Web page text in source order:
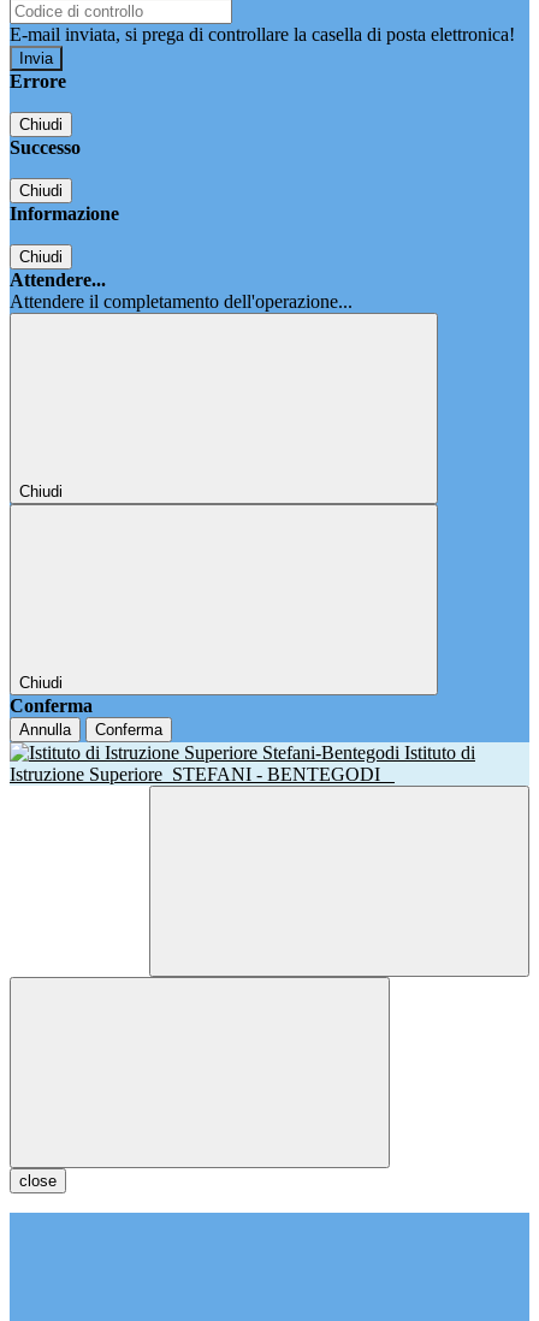
E-mail inviata, si prega di controllare la casella di posta elettronica!
Errore
Chiudi
Successo
Chiudi
Informazione
Chiudi
Attendere...
Attendere il completamento dell'operazione...
Chiudi
Chiudi
Conferma
Annulla Conferma
Istituto di
Istruzione Superiore STEFANI - BENTEGODI
close